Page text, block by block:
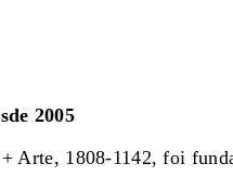
2005
Arte, 1808-1142, foi